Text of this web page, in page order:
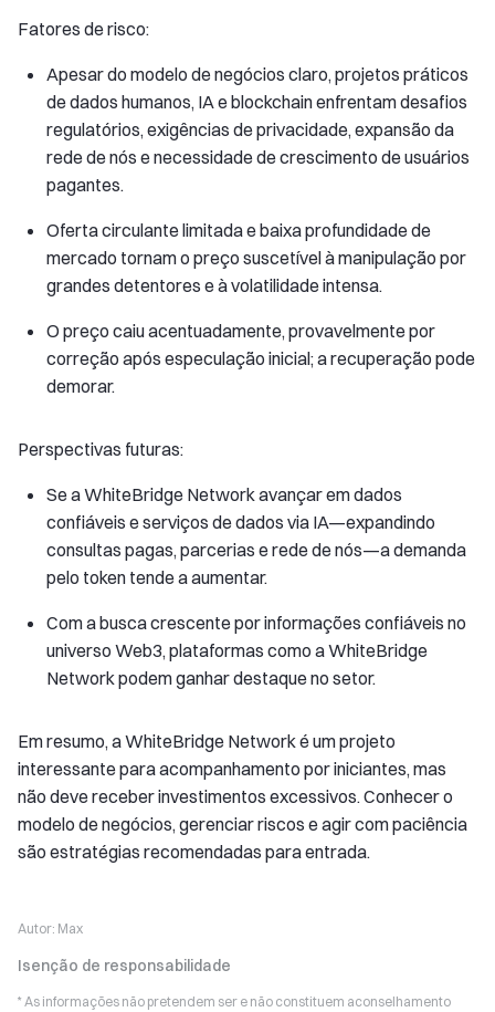
Fatores de risco:
Apesar do modelo de negócios claro, projetos práticos
de dados humanos, IA e blockchain enfrentam desafios
regulatórios, exigências de privacidade, expansão da
rede de nós e necessidade de crescimento de usuários
pagantes.
Oferta circulante limitada e baixa profundidade de
mercado tornam o preço suscetível à manipulação por
grandes detentores e à volatilidade intensa.
O preço caiu acentuadamente, provavelmente por
correção após especulação inicial; a recuperação pode
demorar.
Perspectivas futuras:
Se a WhiteBridge Network avançar em dados
confiáveis e serviços de dados via IA—expandindo
consultas pagas, parcerias e rede de nós—a demanda
pelo token tende a aumentar.
Com a busca crescente por informações confiáveis no
universo Web3, plataformas como a WhiteBridge
Network podem ganhar destaque no setor.
Em resumo, a WhiteBridge Network é um projeto
interessante para acompanhamento por iniciantes, mas
não deve receber investimentos excessivos. Conhecer o
modelo de negócios, gerenciar riscos e agir com paciência
são estratégias recomendadas para entrada.
Autor: Max
Isenção de responsabilidade
* As informações não pretendem ser e não constituem aconselhamento